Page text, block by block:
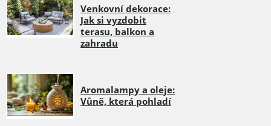
Venkovní dekorace:
Jak si vyzdobit
terasu, balkon a
zahradu
Aromalampy a oleje:
Vůně, která pohladí